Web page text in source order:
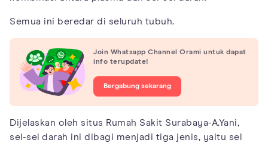
Semua ini beredar di seluruh tubuh.
Join Whatsapp Channel Orami untuk dapat
info terupdate!
Bergabung sekarang
Dijelaskan oleh situs Rumah Sakit Surabaya-A.Yani,
sel-sel darah ini dibagi menjadi tiga jenis, yaitu sel